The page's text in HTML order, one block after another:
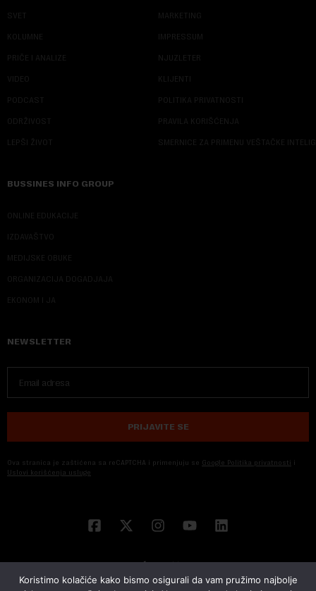
SVET
KOLUMNE
PRIČE I ANALIZE
VIDEO
PODCAST
ODRŽIVOST
LEPŠI ŽIVOT
MARKETING
IMPRESSUM
NJUZLETER
KLIJENTI
POLITIKA PRIVATNOSTI
PRAVILA KORIŠĆENJA
SMERNICE ZA PRIMENU VEŠTAČKE
BUSSINES INFO GROUP
ONLINE EDUKACIJE
IZDAVAŠTVO
MEDIJSKE OBUKE
ORGANIZACIJA DOGADJAJA
EKONOM I JA
NEWSLETTER
PRIJAVITE SE
Ova stranica je zaštićena sa reCAPTCHA i primenjuju se Google Politika privatnosti i
Uslovi korišćenja usluge
Koristimo kolačiće kako bismo osigurali da vam pružimo najbolje